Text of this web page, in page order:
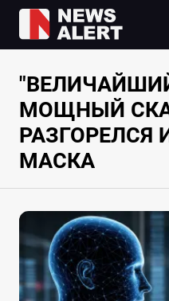
МОЩНЫЙ
РАЗГОРЕЛСЯ
МАСКА